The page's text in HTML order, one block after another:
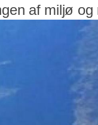
af miljø og